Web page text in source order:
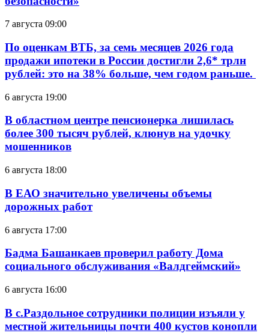
7 августа 09:00
По оценкам ВТБ, за семь месяцев 2026 года
продажи ипотеки в России достигли 2,6* трлн
рублей: это на 38% больше, чем годом раньше.
6 августа 19:00
В областном центре пенсионерка лишилась
более 300 тысяч рублей, клюнув на удочку
мошенников
6 августа 18:00
В ЕАО значительно увеличены объемы
дорожных работ
6 августа 17:00
Бадма Башанкаев проверил работу Дома
социального обслуживания «Валдгеймский»
6 августа 16:00
В с.Раздольное сотрудники полиции изъяли у
местной жительницы почти 400 кустов конопли